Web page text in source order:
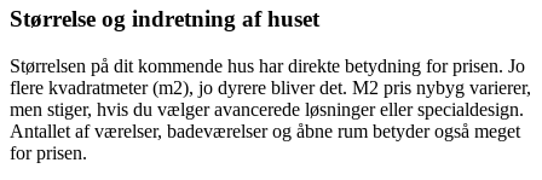
Størrelse og indretning af huset
Størrelsen på dit kommende hus har direkte betydning for prisen. Jo
flere kvadratmeter (m2), jo dyrere bliver det. M2 pris nybyg varierer,
men stiger, hvis du vælger avancerede løsninger eller specialdesign.
Antallet af værelser, badeværelser og åbne rum betyder også meget
for prisen.